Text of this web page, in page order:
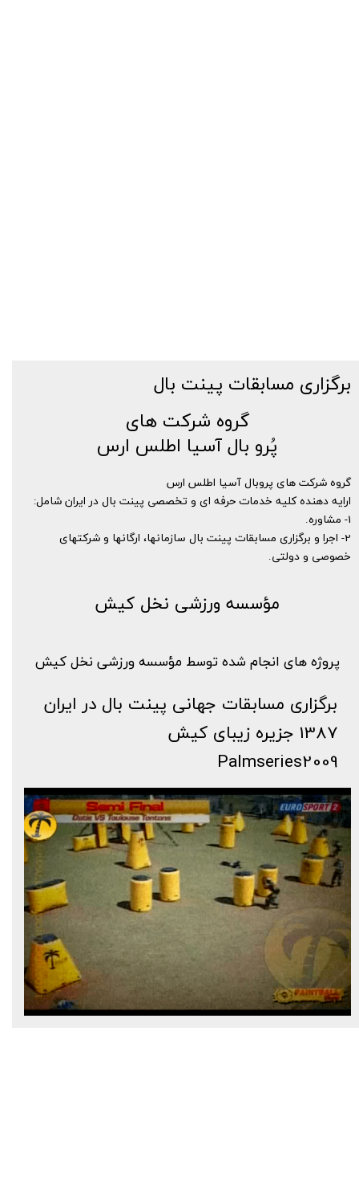
برگزاری مسابقات پینت بال
گروه شرکت های
پُرو بال آسیا اطلس ارس​​​​
گروه شرکت های پروبال آسیا اطلس ارس
ارایه دهنده کلیه خدمات حرفه ای و تخصصی پینت بال در ایران شامل:
1- مشاوره.
2- اجرا و برگزاری مسابقات پینت بال سازمانها، ارگانها و شرکتهای
خصوصی و دولتی.
پروژه های انجام شده توسط مؤسسه ورزشی نخل کیش​​​​​​​
برگزاری مسابقات جهانی پینت بال در ایران
1387 جزیره زیبای کیش
Palmseries2009​​​​​​​
مؤسسه ورزشی نخل کیش